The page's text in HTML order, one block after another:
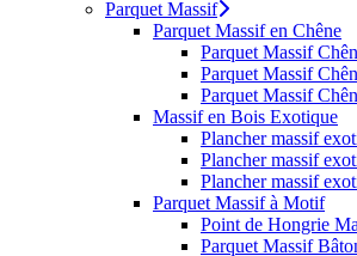
Parquet Massif
Parquet Massif en Chêne
Parquet Massif
Parquet Massif
Parquet Massif
Massif en Bois Exotique
Plancher massif
Plancher massif
Plancher massif
Parquet Massif à Motif
Point de Hongrie
Parquet Massif